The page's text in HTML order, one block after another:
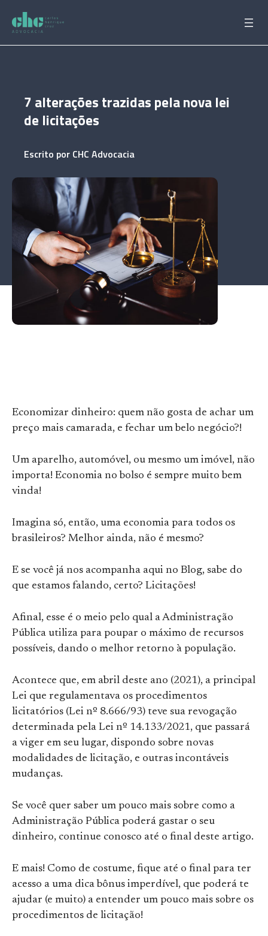
para
conteúdo
7 alterações trazidas pela nova lei
de licitações
Escrito por CHC Advocacia
Economizar dinheiro: quem não gosta de achar um
preço mais camarada, e fechar um belo negócio?!
Um aparelho, automóvel, ou mesmo um imóvel, não
importa! Economia no bolso é sempre muito bem
vinda!
Imagina só, então, uma economia para todos os
brasileiros? Melhor ainda, não é mesmo?
E se você já nos acompanha aqui no Blog, sabe do
que estamos falando, certo? Licitações!
Afinal, esse é o meio pelo qual a Administração
Pública utiliza para poupar o máximo de recursos
possíveis, dando o melhor retorno à população.
Acontece que, em abril deste ano (2021), a principal
Lei que regulamentava os procedimentos
licitatórios (Lei nº 8.666/93) teve sua revogação
determinada pela Lei nº 14.133/2021, que passará
a viger em seu lugar, dispondo sobre novas
modalidades de licitação, e outras incontáveis
mudanças.
Se você quer saber um pouco mais sobre como a
Administração Pública poderá gastar o seu
dinheiro, continue conosco até o final deste artigo.
E mais! Como de costume, fique até o final para ter
acesso a uma dica bônus imperdível, que poderá te
ajudar (e muito) a entender um pouco mais sobre os
procedimentos de licitação!